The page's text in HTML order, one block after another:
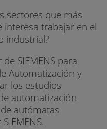
sectores que más
interesa trabajar en el
industrial?
SIEMENS para
Automatización y
los estudios
automatización
autómatas